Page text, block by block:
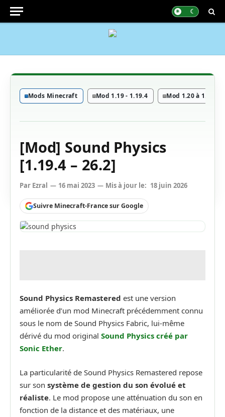
Mods Minecraft Mod 1.19 - 1.19.4 Mod 1.20 à 1.20.6
[Mod] Sound Physics
[1.19.4 – 26.2]
Par Ezral 16 mai 2023 Mis à jour le: 18 juin 2026
Suivre Minecraft-France sur Google
Sound Physics Remastered est une version
améliorée d’un mod Minecraft précédemment connu
sous le nom de Sound Physics Fabric, lui-même
dérivé du mod original Sound Physics créé par
Sonic Ether.
La particularité de Sound Physics Remastered repose
sur son système de gestion du son évolué et
réaliste. Le mod propose une atténuation du son en
fonction de la distance et des matériaux, une